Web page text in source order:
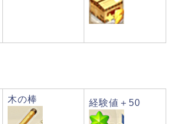
木の棒 経験値＋50
お問い合わせ